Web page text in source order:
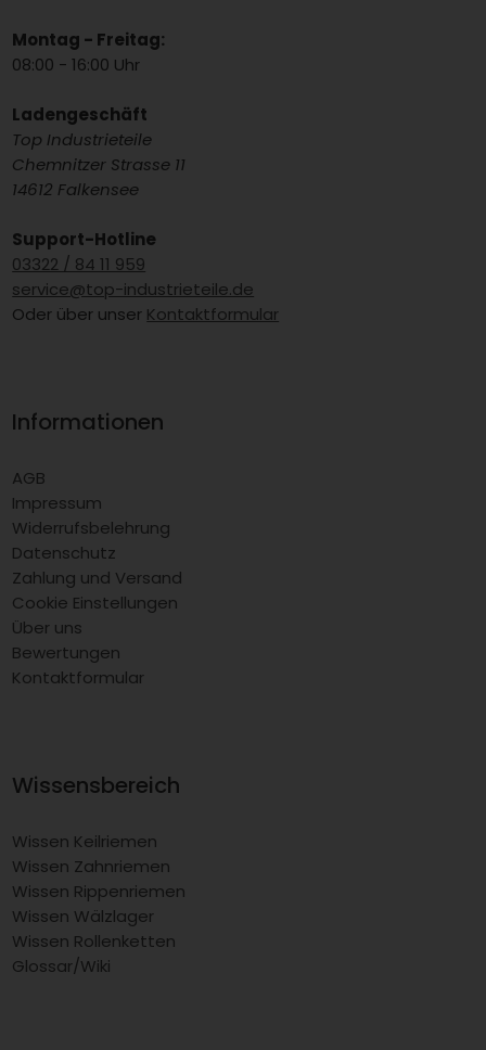
Montag - Freitag:
08:00 - 16:00 Uhr
Ladengeschäft
Top Industrieteile
Chemnitzer Strasse 11
14612 Falkensee
Support-Hotline
03322 / 84 11 959
service@top-industrieteile.de
Oder über unser Kontaktformular
Informationen
AGB
Impressum
Widerrufsbelehrung
Datenschutz
Zahlung und Versand
Cookie Einstellungen
Über uns
Bewertungen
Kontaktformular
Wissensbereich
Wissen Keilriemen
Wissen Zahnriemen
Wissen Rippenriemen
Wissen Wälzlager
Wissen Rollenketten
Glossar/Wiki